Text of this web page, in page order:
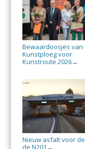
Bewaardoosjes van
Kunstploeg voor
Kunstroute 2026→
Nieuw asfalt voor
de N201 →